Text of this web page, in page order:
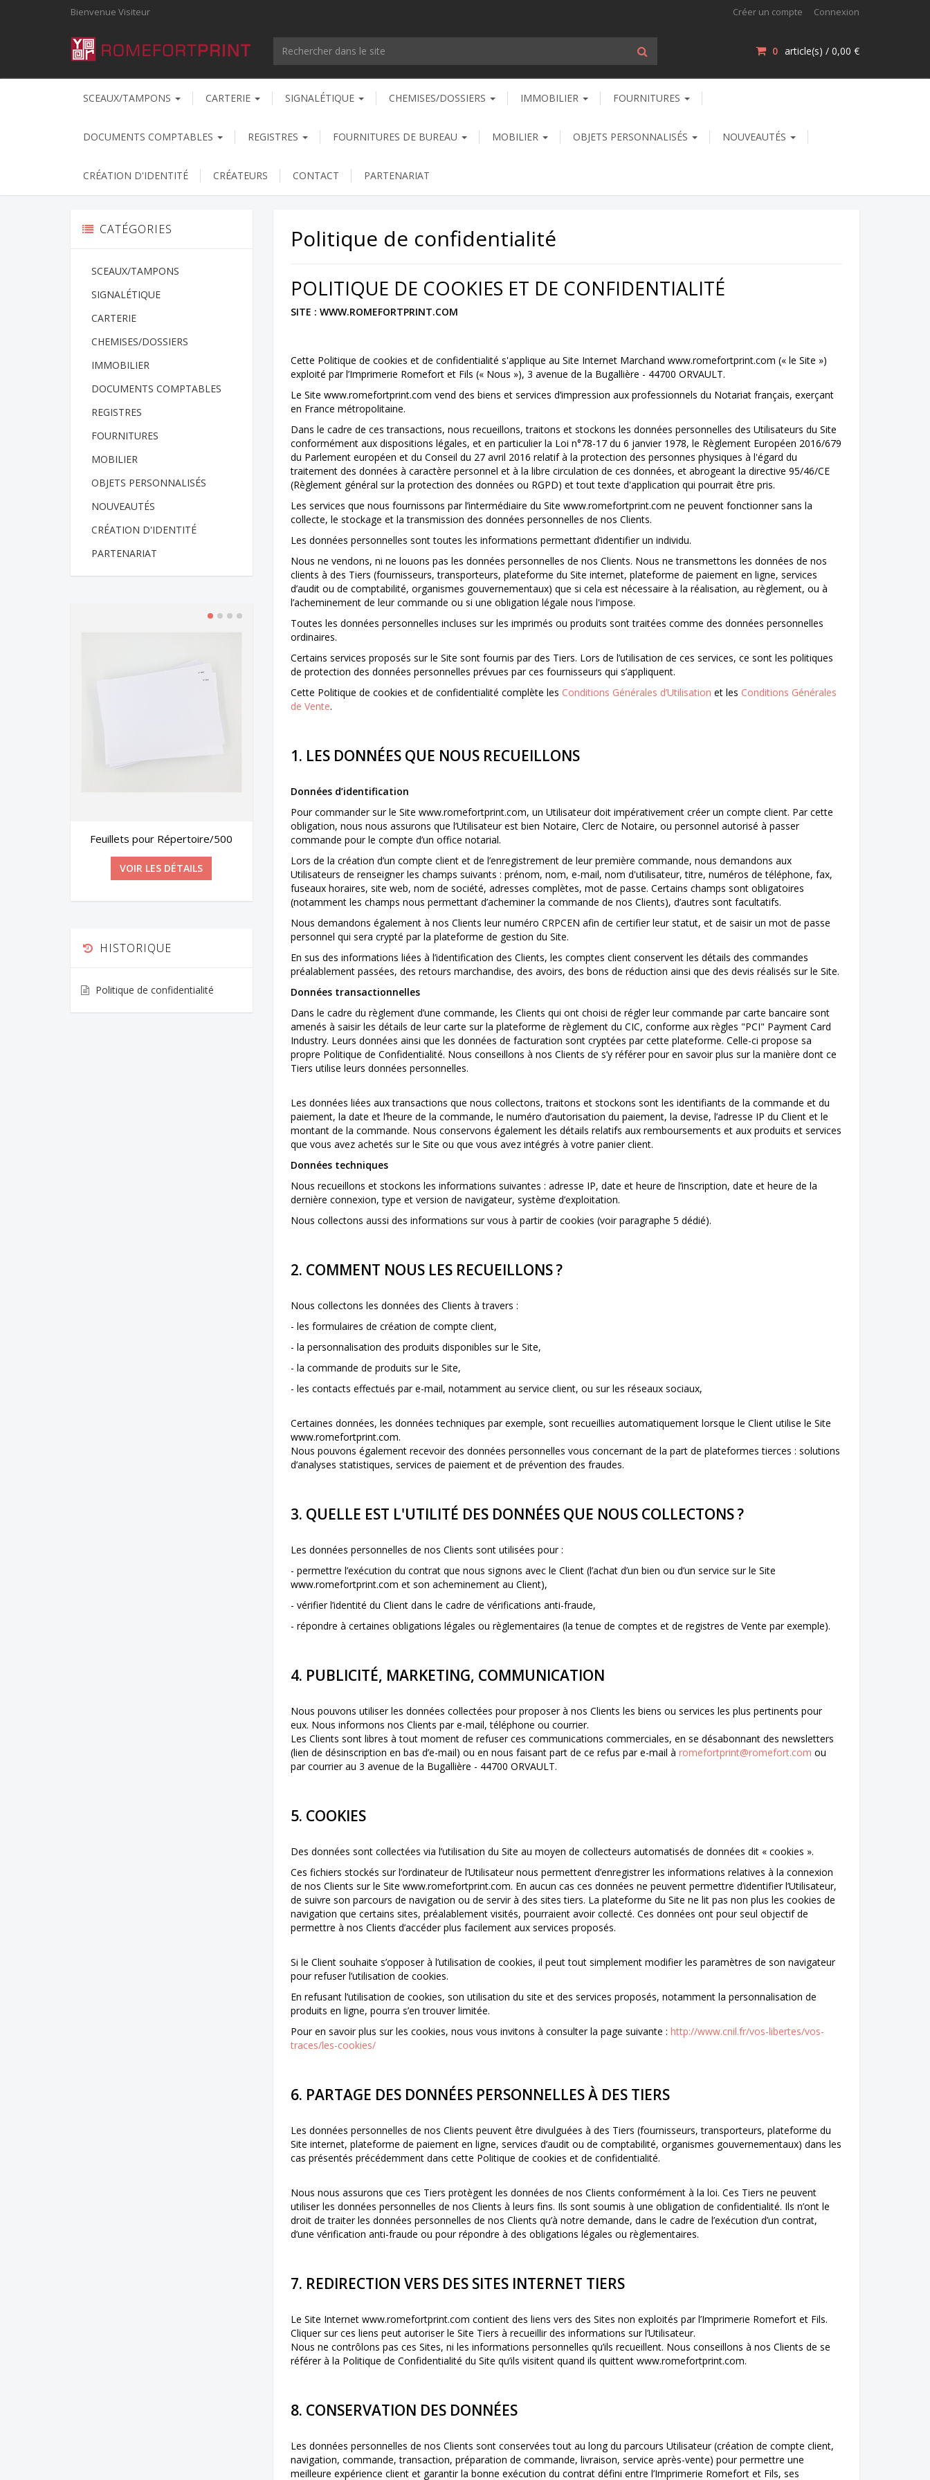
Bienvenue Visiteur Créer un compte Connexion
0 article(s) / 0,00 €
SCEAUX/TAMPONS CARTERIE SIGNALÉTIQUE CHEMISES/DOSSIERS IMMOBILIER FOURNITURES
DOCUMENTS COMPTABLES REGISTRES FOURNITURES DE BUREAU MOBILIER OBJETS PERSONNALISÉS NOUVEAUTÉS
CRÉATION D'IDENTITÉ CRÉATEURS CONTACT PARTENARIAT
CATÉGORIES
SCEAUX/TAMPONS
SIGNALÉTIQUE
CARTERIE
CHEMISES/DOSSIERS
IMMOBILIER
DOCUMENTS COMPTABLES
REGISTRES
FOURNITURES
MOBILIER
OBJETS PERSONNALISÉS
NOUVEAUTÉS
CRÉATION D'IDENTITÉ
PARTENARIAT
BIC® Media Clic
VOIR LES DÉTAILS
Schneider® K1
VOIR LES DÉTAILS VOIR LES DÉTAILS
HISTORIQUE
Politique de confidentialité
Politique de confidentialité
POLITIQUE DE COOKIES ET DE CONFIDENTIALITÉ
SITE : WWW.ROMEFORTPRINT.COM
Cette Politique de cookies et de confidentialité s'applique au Site Internet Marchand www.romefortprint.com (« le Site »)
exploité par l’Imprimerie Romefort et Fils (« Nous »), 3 avenue de la Bugallière - 44700 ORVAULT.
Le Site www.romefortprint.com vend des biens et services d’impression aux professionnels du Notariat français, exerçant
en France métropolitaine.
Dans le cadre de ces transactions, nous recueillons, traitons et stockons les données personnelles des Utilisateurs du Site
conformément aux dispositions légales, et en particulier la Loi n°78-17 du 6 janvier 1978, le Règlement Européen 2016/679
du Parlement européen et du Conseil du 27 avril 2016 relatif à la protection des personnes physiques à l'égard du
traitement des données à caractère personnel et à la libre circulation de ces données, et abrogeant la directive 95/46/CE
(Règlement général sur la protection des données ou RGPD) et tout texte d'application qui pourrait être pris.
Les services que nous fournissons par l’intermédiaire du Site www.romefortprint.com ne peuvent fonctionner sans la
collecte, le stockage et la transmission des données personnelles de nos Clients.
Les données personnelles sont toutes les informations permettant d’identifier un individu.
Nous ne vendons, ni ne louons pas les données personnelles de nos Clients. Nous ne transmettons les données de nos
clients à des Tiers (fournisseurs, transporteurs, plateforme du Site internet, plateforme de paiement en ligne, services
d’audit ou de comptabilité, organismes gouvernementaux) que si cela est nécessaire à la réalisation, au règlement, ou à
l’acheminement de leur commande ou si une obligation légale nous l'impose.
Toutes les données personnelles incluses sur les imprimés ou produits sont traitées comme des données personnelles
ordinaires.
Certains services proposés sur le Site sont fournis par des Tiers. Lors de l’utilisation de ces services, ce sont les politiques
de protection des données personnelles prévues par ces fournisseurs qui s’appliquent.
Cette Politique de cookies et de confidentialité complète les Conditions Générales d’Utilisation et les Conditions Générales
de Vente.
1. LES DONNÉES QUE NOUS RECUEILLONS
Données d’identification
Pour commander sur le Site www.romefortprint.com, un Utilisateur doit impérativement créer un compte client. Par cette
obligation, nous nous assurons que l’Utilisateur est bien Notaire, Clerc de Notaire, ou personnel autorisé à passer
commande pour le compte d’un office notarial.
Lors de la création d’un compte client et de l’enregistrement de leur première commande, nous demandons aux
Utilisateurs de renseigner les champs suivants : prénom, nom, e-mail, nom d'utilisateur, titre, numéros de téléphone, fax,
fuseaux horaires, site web, nom de société, adresses complètes, mot de passe. Certains champs sont obligatoires
(notamment les champs nous permettant d’acheminer la commande de nos Clients), d’autres sont facultatifs.
Nous demandons également à nos Clients leur numéro CRPCEN afin de certifier leur statut, et de saisir un mot de passe
personnel qui sera crypté par la plateforme de gestion du Site.
En sus des informations liées à l’identification des Clients, les comptes client conservent les détails des commandes
préalablement passées, des retours marchandise, des avoirs, des bons de réduction ainsi que des devis réalisés sur le Site.
Données transactionnelles
Dans le cadre du règlement d’une commande, les Clients qui ont choisi de régler leur commande par carte bancaire sont
amenés à saisir les détails de leur carte sur la plateforme de règlement du CIC, conforme aux règles "PCI" Payment Card
Industry. Leurs données ainsi que les données de facturation sont cryptées par cette plateforme. Celle-ci propose sa
propre Politique de Confidentialité. Nous conseillons à nos Clients de s’y référer pour en savoir plus sur la manière dont ce
Tiers utilise leurs données personnelles.
Les données liées aux transactions que nous collectons, traitons et stockons sont les identifiants de la commande et du
paiement, la date et l’heure de la commande, le numéro d’autorisation du paiement, la devise, l’adresse IP du Client et le
montant de la commande. Nous conservons également les détails relatifs aux remboursements et aux produits et services
que vous avez achetés sur le Site ou que vous avez intégrés à votre panier client.
Données techniques
Nous recueillons et stockons les informations suivantes : adresse IP, date et heure de l’inscription, date et heure de la
dernière connexion, type et version de navigateur, système d’exploitation.
Nous collectons aussi des informations sur vous à partir de cookies (voir paragraphe 5 dédié).
2. COMMENT NOUS LES RECUEILLONS ?
Nous collectons les données des Clients à travers :
- les formulaires de création de compte client,
- la personnalisation des produits disponibles sur le Site,
- la commande de produits sur le Site,
- les contacts effectués par e-mail, notamment au service client, ou sur les réseaux sociaux,
Certaines données, les données techniques par exemple, sont recueillies automatiquement lorsque le Client utilise le Site
www.romefortprint.com.
Nous pouvons également recevoir des données personnelles vous concernant de la part de plateformes tierces : solutions
d’analyses statistiques, services de paiement et de prévention des fraudes.
3. QUELLE EST L'UTILITÉ DES DONNÉES QUE NOUS COLLECTONS ?
Les données personnelles de nos Clients sont utilisées pour :
- permettre l’exécution du contrat que nous signons avec le Client (l’achat d’un bien ou d’un service sur le Site
www.romefortprint.com et son acheminement au Client),
- vérifier l’identité du Client dans le cadre de vérifications anti-fraude,
- répondre à certaines obligations légales ou règlementaires (la tenue de comptes et de registres de Vente par exemple).
4. PUBLICITÉ, MARKETING, COMMUNICATION
Nous pouvons utiliser les données collectées pour proposer à nos Clients les biens ou services les plus pertinents pour
eux. Nous informons nos Clients par e-mail, téléphone ou courrier.
Les Clients sont libres à tout moment de refuser ces communications commerciales, en se désabonnant des newsletters
(lien de désinscription en bas d’e-mail) ou en nous faisant part de ce refus par e-mail à romefortprint@romefort.com ou
par courrier au 3 avenue de la Bugallière - 44700 ORVAULT.
5. COOKIES
Des données sont collectées via l’utilisation du Site au moyen de collecteurs automatisés de données dit « cookies ».
Ces fichiers stockés sur l’ordinateur de l’Utilisateur nous permettent d’enregistrer les informations relatives à la connexion
de nos Clients sur le Site www.romefortprint.com. En aucun cas ces données ne peuvent permettre d’identifier l’Utilisateur,
de suivre son parcours de navigation ou de servir à des sites tiers. La plateforme du Site ne lit pas non plus les cookies de
navigation que certains sites, préalablement visités, pourraient avoir collecté. Ces données ont pour seul objectif de
permettre à nos Clients d’accéder plus facilement aux services proposés.
Si le Client souhaite s’opposer à l’utilisation de cookies, il peut tout simplement modifier les paramètres de son navigateur
pour refuser l’utilisation de cookies.
En refusant l’utilisation de cookies, son utilisation du site et des services proposés, notamment la personnalisation de
produits en ligne, pourra s’en trouver limitée.
Pour en savoir plus sur les cookies, nous vous invitons à consulter la page suivante : http://www.cnil.fr/vos-libertes/vos-
traces/les-cookies/
6. PARTAGE DES DONNÉES PERSONNELLES À DES TIERS
Les données personnelles de nos Clients peuvent être divulguées à des Tiers (fournisseurs, transporteurs, plateforme du
Site internet, plateforme de paiement en ligne, services d’audit ou de comptabilité, organismes gouvernementaux) dans les
cas présentés précédemment dans cette Politique de cookies et de confidentialité.
Nous nous assurons que ces Tiers protègent les données de nos Clients conformément à la loi. Ces Tiers ne peuvent
utiliser les données personnelles de nos Clients à leurs fins. Ils sont soumis à une obligation de confidentialité. Ils n’ont le
droit de traiter les données personnelles de nos Clients qu’à notre demande, dans le cadre de l’exécution d’un contrat,
d’une vérification anti-fraude ou pour répondre à des obligations légales ou règlementaires.
7. REDIRECTION VERS DES SITES INTERNET TIERS
Le Site Internet www.romefortprint.com contient des liens vers des Sites non exploités par l’Imprimerie Romefort et Fils.
Cliquer sur ces liens peut autoriser le Site Tiers à recueillir des informations sur l’Utilisateur.
Nous ne contrôlons pas ces Sites, ni les informations personnelles qu’ils recueillent. Nous conseillons à nos Clients de se
référer à la Politique de Confidentialité du Site qu’ils visitent quand ils quittent www.romefortprint.com.
8. CONSERVATION DES DONNÉES
Les données personnelles de nos Clients sont conservées tout au long du parcours Utilisateur (création de compte client,
navigation, commande, transaction, préparation de commande, livraison, service après-vente) pour permettre une
meilleure expérience client et garantir la bonne exécution du contrat défini entre l’Imprimerie Romefort et Fils, ses